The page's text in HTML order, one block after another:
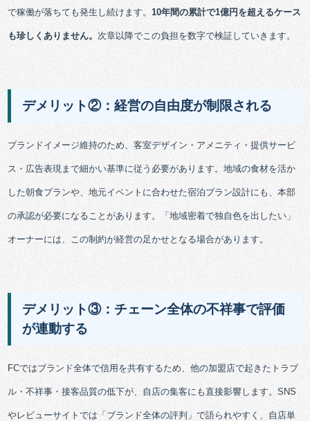
で稼働が落ちても発生し続けます。10年間の累計で1億円を超えるケース
も珍しくありません。 次章以降でこの負担を数字で検証していきます。
デメリット②：経営の自由度が制限される
ブランドイメージ維持のため、客室デザイン・アメニティ・提供サービ
ス・広告表現まで細かい基準に従う必要があります。地域の食材を活か
した朝食プランや、地元イベントに合わせた宿泊プラン設計にも、本部
の承認が必要になることがあります。「地域密着で独自色を出したい」
オーナーには、この制約が経営の足かせとなる場合があります。
デメリット③：チェーン全体の不祥事で評価
が連動する
FCではブランド全体で信用を共有するため、他の加盟店で起きたトラブ
ル・不祥事・接客品質の低下が、自店の集客にも直接影響します。SNS
やレビューサイトでは「ブランド全体の評判」で語られやすく、自店単